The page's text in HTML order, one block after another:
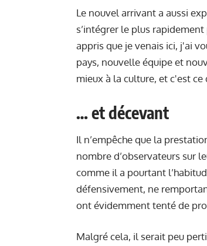
Le nouvel arrivant a aussi
s’intégrer le plus
appris que je venais ici, j'ai
pays, nouvelle équipe et
mieux à la culture, et c'est ce
… et décevant
Il n’empêche que la
nombre d’observateurs sur
comme il a pourtant
défensivement, ne
ont évidemment tenté de
Malgré cela, il serait peu